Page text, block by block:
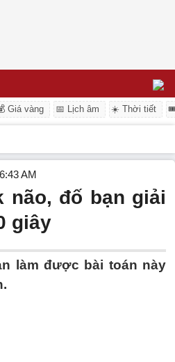
Giá vàng 📅 Lịch âm ☀️ Thời tiết
AM
não, đố bạn giải
giây
làm được bài toán này